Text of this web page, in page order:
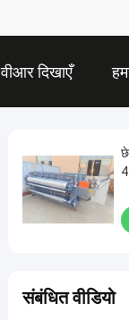
वीआर दिखाएँ
संबंधित वीडियो